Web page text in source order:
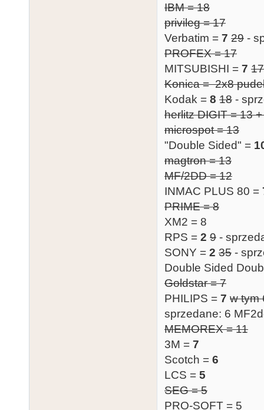
IBM = 18
privileg = 17
Verbatim = 7 29 -
PROFEX = 17
MITSUBISHI = 7 17
Konica = 2x8
Kodak = 8 18 -
herlitz DIGIT = 13
microspot = 13
"Double Sided" =
magtron = 13
MF/2DD = 12
INMAC PLUS 80 =
PRIME = 8
XM2 = 8
RPS = 2 9 -
SONY = 2 35 -
Double Sided
Goldstar = 7
PHILIPS = 7 w tym
sprzedane: 6
MEMOREX = 11
3M = 7
Scotch = 6
LCS = 5
SEG = 5
PRO-SOFT = 5